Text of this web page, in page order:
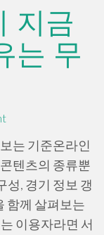
지금
는 무
는 기준온라인
텐츠의 종류뿐
성, 경기 정보 갱
함께 살펴보는
이용자라면 서